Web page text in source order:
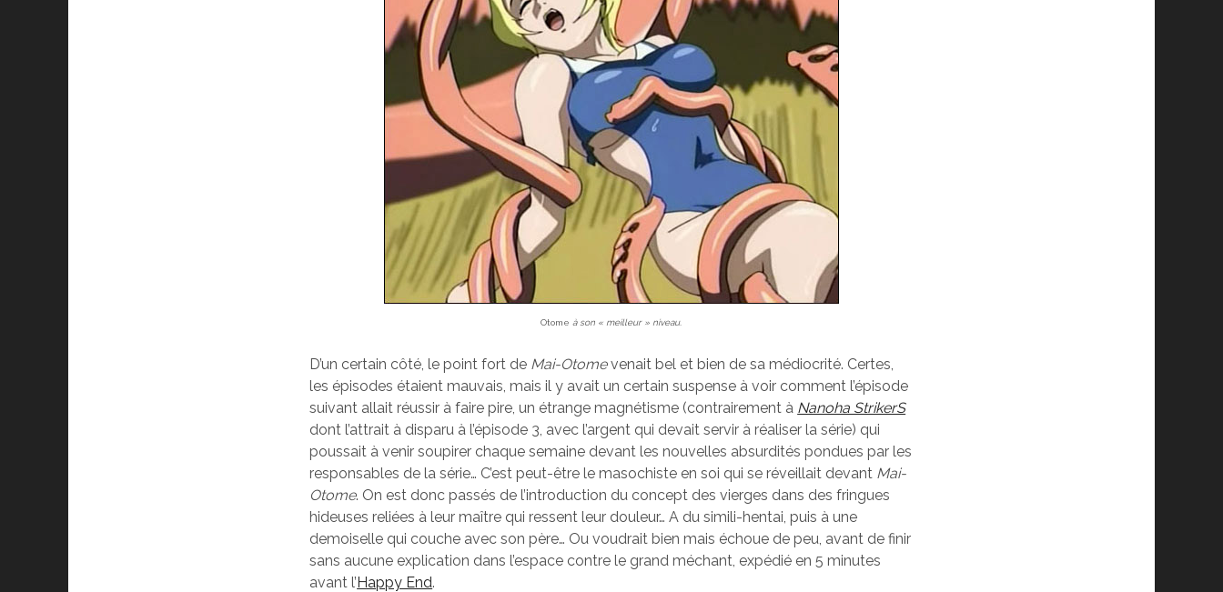
Otome à son « meilleur » niveau.
D’un certain côté, le point fort de Mai-Otomevenait bel et bien de sa médiocrité. Certes,
les épisodes étaient mauvais, mais il y avait un certain suspense à voir comment l’épisode
suivant allait réussir à faire pire, un étrange magnétisme (contrairement à Nanoha StrikerS
dont l’attrait à disparu à l’épisode 3, avec l’argent qui devait servir à réaliser la série) qui
poussait à venir soupirer chaque semaine devant les nouvelles absurdités pondues par les
responsables de la série… C’est peut-être le masochiste en soi qui se réveillait devant Mai-
Otome. On est donc passés de l’introduction du concept des vierges dans des fringues
hideuses reliées à leur maître qui ressent leur douleur… A du simili-hentai, puis à une
demoiselle qui couche avec son père… Ou voudrait bien mais échoue de peu, avant de finir
sans aucune explication dans l’espace contre le grand méchant, expédié en 5 minutes
avant l’Happy End.